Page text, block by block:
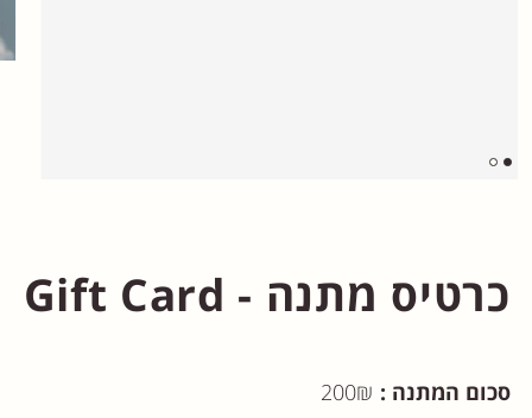
כרטיס מתנה - Gift Card
סכום המתנה 200₪:
200₪